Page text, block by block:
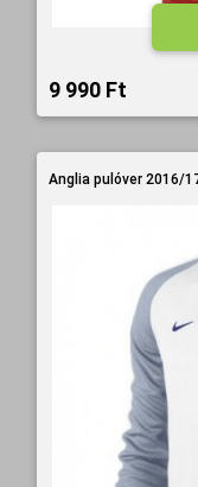
9 990 Ft‎
Anglia pulóver 2016/